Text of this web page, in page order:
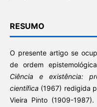
RESUMO
O presente artigo se
de ordem
Ciência e existência:
científica (1967) redigida
Vieira Pinto (1909-